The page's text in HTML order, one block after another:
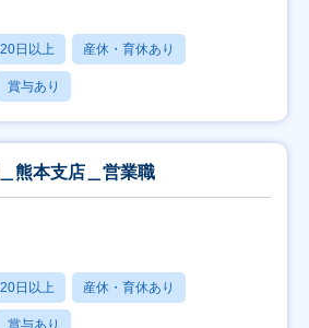
日以上 産休・育休あり
賞与あり
熊本支店＿営業職
日以上 産休・育休あり
賞与あり